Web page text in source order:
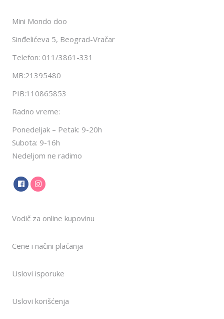
Mini Mondo doo
Sinđelićeva 5, Beograd-Vračar
Telefon: 011/3861-331
MB:21395480
PIB:110865853
Radno vreme:
Ponedeljak – Petak: 9-20h
Subota: 9-16h
Nedeljom ne radimo
Vodič za online kupovinu
Cene i načini plaćanja
Uslovi isporuke
Uslovi korišćenja